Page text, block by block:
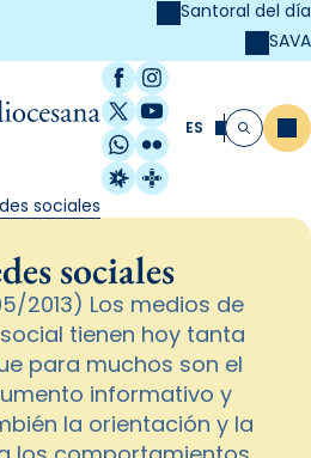
Santoral del día
SAVA
Facebook
Instagram
X / Twitter
YouTube
WhatsApp
Flickr
Radio Estel
Catalunya
ES Buscar
sociales
sociales
2013) Los medios de
tienen hoy tanta
para muchos son el
informativo y
la orientación y la